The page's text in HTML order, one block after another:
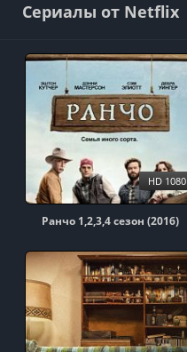
Сериалы от Netflix
Ранчо 1,2,3,4 сезон (2016)
HD 1080